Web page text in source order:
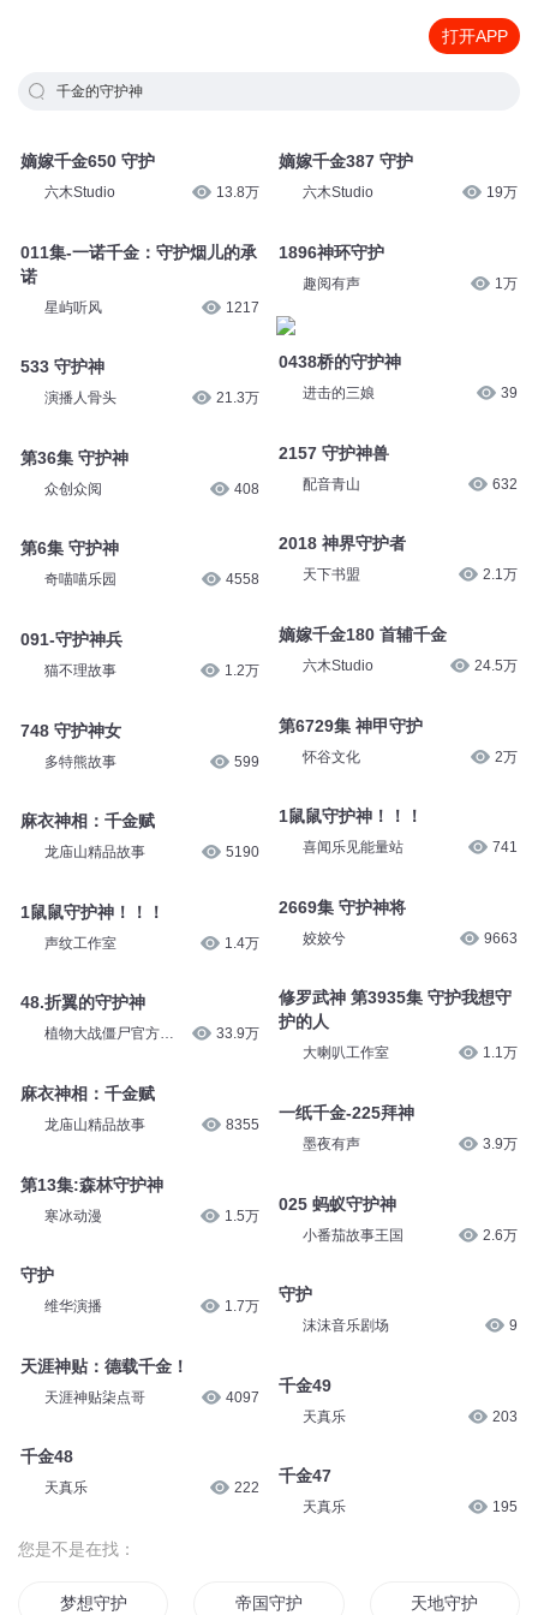
打开APP
千金的守护神
嫡嫁千金650 守护
六木Studio 13.8万
011集-一诺千金：守护烟儿的承
诺
星屿听风 1217
533 守护神
演播人骨头 21.3万
第36集 守护神
众创众阅 408
第6集 守护神
奇喵喵乐园 4558
091-守护神兵
猫不理故事 1.2万
748 守护神女
多特熊故事 599
麻衣神相：千金赋
龙庙山精品故事 5190
1鼠鼠守护神！！！
声纹工作室 1.4万
48.折翼的守护神
植物大战僵尸官方频
33.9万
麻衣神相：千金赋
龙庙山精品故事 8355
第13集:森林守护神
寒冰动漫 1.5万
守护
维华演播 1.7万
天涯神贴：德载千金！
天涯神贴柒点哥 4097
千金48
天真乐 222
嫡嫁千金387 守护
六木Studio 19万
1896神环守护
趣阅有声 1万
0438桥的守护神
进击的三娘 39
2157 守护神兽
配音青山 632
2018 神界守护者
天下书盟 2.1万
嫡嫁千金180 首辅千金
六木Studio 24.5万
第6729集 神甲守护
怀谷文化 2万
1鼠鼠守护神！！！
喜闻乐见能量站 741
2669集 守护神将
姣姣兮 9663
修罗武神 第3935集 守护我想守
护的人
大喇叭工作室 1.1万
一纸千金-225拜神
墨夜有声 3.9万
025 蚂蚁守护神
小番茄故事王国 2.6万
守护
沫沫音乐剧场 9
千金49
天真乐 203
千金47
天真乐 195
您是不是在找：
梦想守护 帝国守护 天地守护